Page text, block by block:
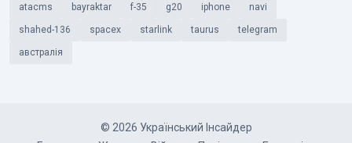
atacms bayraktar f-35 g20 iphone navi
shahed-136 spacex starlink taurus telegram
австралія
© 2026 Український Інсайдер